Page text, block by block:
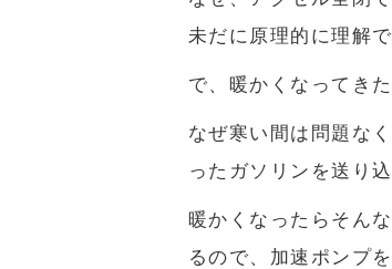
未だに原理的に理解
で、暖かくなってき
なぜ寒い間は問題な
ったガソリンを送り
暖かくなったらそん
るので、加速ポンプ